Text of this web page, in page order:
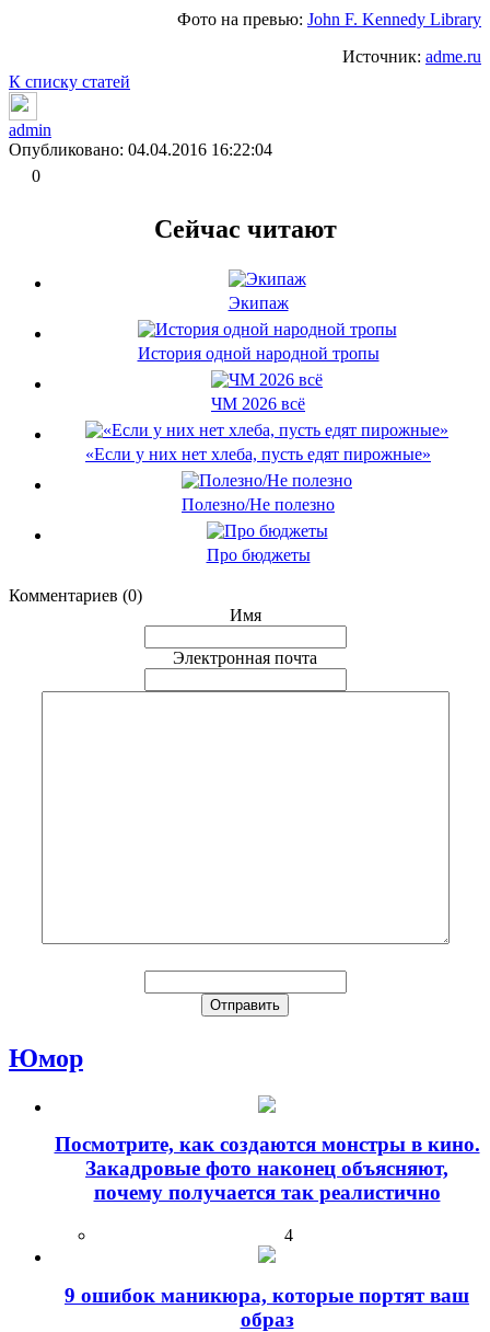
Фото на превью: John F. Kennedy Library
Источник: adme.ru
К списку статей
admin
Опубликовано: 04.04.2016 16:22:04
0
Сейчас читают
Экипаж
История одной народной тропы
ЧМ 2026 всё
«Если у них нет хлеба, пусть едят пирожные»
Полезно/Не полезно
Про бюджеты
Комментариев (0)
Имя
Электронная почта
Юмор
Посмотрите, как создаются монстры в кино.
Закадровые фото наконец объясняют,
почему получается так реалистично
4
9 ошибок маникюра, которые портят ваш
образ